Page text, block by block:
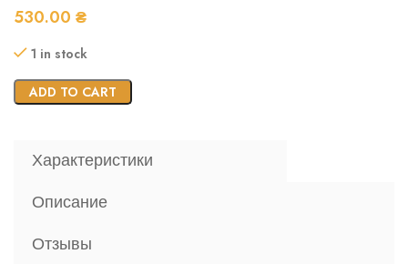
530.00 ₴
1 in stock
ADD TO CART
Характеристики
Описание
Отзывы